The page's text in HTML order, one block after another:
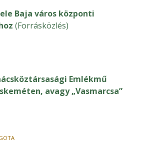
Baja város központi
(Forrásközlés)
Emlékmű
avagy „Vasmarcsa”